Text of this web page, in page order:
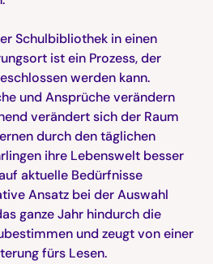
Schulbibliothek in einen
ist ein Prozess, der
werden kann.
und Ansprüche verändern
verändert sich der Raum
durch den täglichen
ihre Lebenswelt besser
aktuelle Bedürfnisse
Ansatz bei der Auswahl
ganze Jahr hindurch die
und zeugt von einer
fürs Lesen.